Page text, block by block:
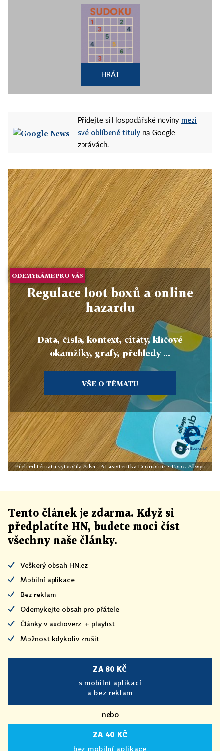
HRÁT
Přidejte si Hospodářské noviny mezi
své oblíbené tituly na Google
zprávách.
ODEMYKÁME PRO VÁS
Regulace loot boxů a online
hazardu
Data, čísla, kontext, citáty, klíčové
okamžiky, grafy, přehledy ...
VŠE O TÉMATU
Přehled tématu vytvořila Aika - AI asistentka Economia • Foto: Allwyn
Tento článek je zdarma. Když si
předplatíte HN, budete moci číst
všechny naše články.
Veškerý obsah HN.cz
Mobilní aplikace
Bez reklam
Odemykejte obsah pro přátele
Články v audioverzi + playlist
Možnost kdykoliv zrušit
ZA 80 KČ
s mobilní aplikací
a bez reklam
nebo
ZA 40 KČ
bez mobilní aplikace